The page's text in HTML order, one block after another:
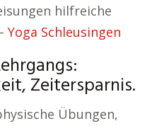
hilfreiche
Yoga Schleusingen
Zeitersparnis.
Übungen,